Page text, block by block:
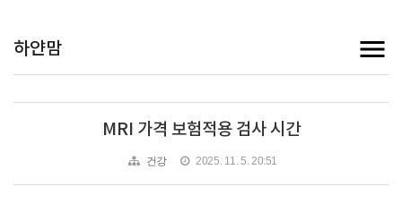
하얀맘
MRI 가격 보험적용 검사 시간
건강 2025. 11. 5. 20:51